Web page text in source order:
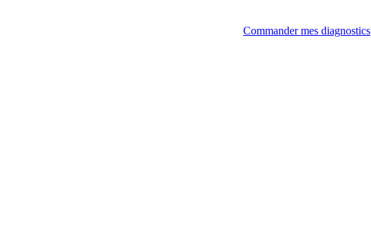
Commander mes diagnostics